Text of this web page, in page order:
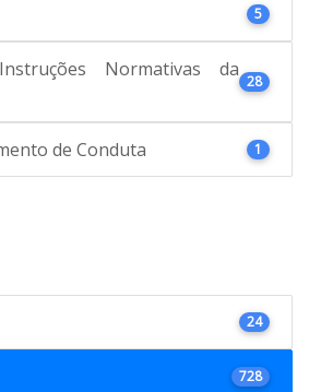
5
Normativas da
28
de Conduta 1
24
728